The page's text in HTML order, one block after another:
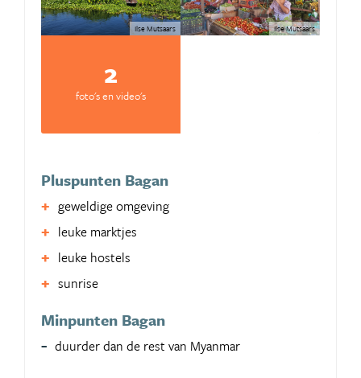
Ilse Mutsaars Ilse Mutsaars
2
foto's en video's
Pluspunten Bagan
geweldige omgeving
leuke marktjes
leuke hostels
sunrise
Minpunten Bagan
duurder dan de rest van Myanmar